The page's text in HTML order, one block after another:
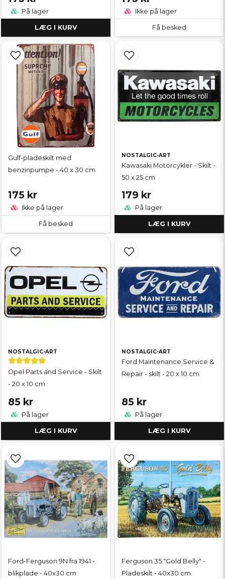
På lager
LÆG I KURV
Ikke på lager
Få besked
Gulf-pladeskilt med
benzinpumpe - 40 x 30 cm
175 kr
Ikke på lager
Få besked
NOSTALGIC-ART
Kawasaki Motorcykler - Skilt -
50 x 25 cm
179 kr
På lager
LÆG I KURV
NOSTALGIC-ART
Opel Parts and Service - Skilt
- 20 x 10 cm
85 kr
På lager
LÆG I KURV
NOSTALGIC-ART
Ford Maintenance Service &
Repair - skilt - 20 x 10 cm
85 kr
På lager
LÆG I KURV
Ford-Ferguson 9N fra 1941 -
blikplade - 40x30 cm
Ferguson 35 "Gold Belly" -
Pladeskilt - 40x30 cm